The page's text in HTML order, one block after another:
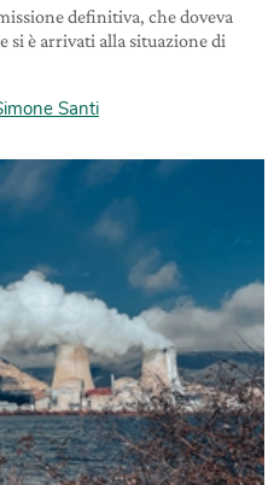
definitiva, che doveva
si è arrivati alla situazione di
Santi